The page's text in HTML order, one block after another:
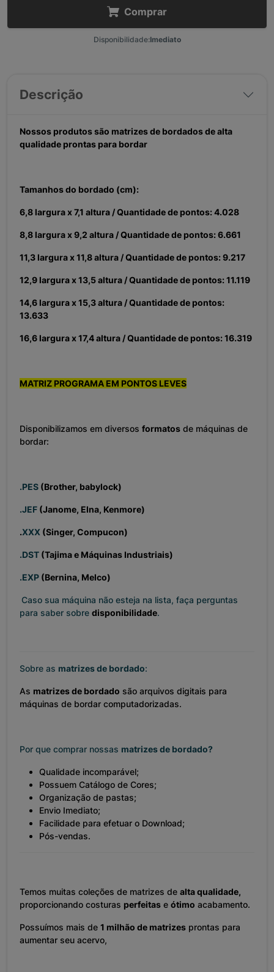
Comprar
Disponibilidade:Imediato
Descrição
Nossos produtos são matrizes de bordados de alta
qualidade prontas para bordar
Tamanhos do bordado (cm):
6,8 largura x 7,1 altura / Quantidade de pontos: 4.028
8,8 largura x 9,2 altura / Quantidade de pontos: 6.661
11,3 largura x 11,8 altura / Quantidade de pontos: 9.217
12,9 largura x 13,5 altura / Quantidade de pontos: 11.119
14,6 largura x 15,3 altura / Quantidade de pontos:
13.633
16,6 largura x 17,4 altura / Quantidade de pontos: 16.319
MATRIZ PROGRAMA EM PONTOS LEVES
Disponibilizamos em diversos formatos de máquinas de
bordar:
.PES (Brother, babylock)
.JEF (Janome, Elna, Kenmore)
.XXX (Singer, Compucon)
.DST (Tajima e Máquinas Industriais)
.EXP (Bernina, Melco)
Caso sua máquina não esteja na lista, faça perguntas
para saber sobre disponibilidade.
Sobre as matrizes de bordado:
As matrizes de bordado são arquivos digitais para
máquinas de bordar computadorizadas.
Por que comprar nossas matrizes de bordado?
Qualidade incomparável;
Possuem Catálogo de Cores;
Organização de pastas;
Envio Imediato;
Facilidade para efetuar o Download;
Pós-vendas.
Temos muitas coleções de matrizes de alta qualidade,
proporcionando costuras perfeitas e ótimo acabamento.
Possuímos mais de 1 milhão de matrizes prontas para
aumentar seu acervo,